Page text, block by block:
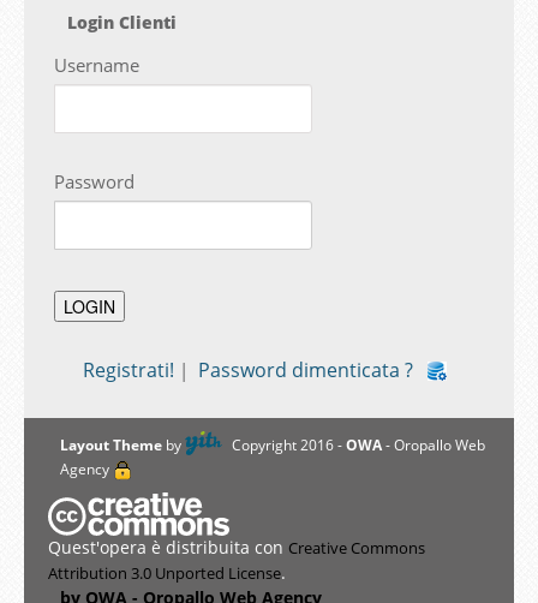
Login Clienti
Username
Password
Registrati! | Password dimenticata ?
Layout Themeby Copyright 2016 -OWA- Oropallo Web
Agency
Quest'opera è distribuita con Creative Commons
Attribution 3.0 Unported License.
by OWA - Oropallo Web Agency